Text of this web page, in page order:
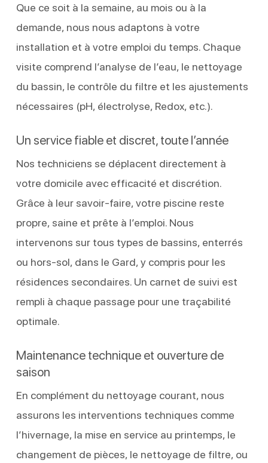
Que ce soit à la semaine, au mois ou à la
demande, nous nous adaptons à votre
installation et à votre emploi du temps. Chaque
visite comprend l’analyse de l’eau, le nettoyage
du bassin, le contrôle du filtre et les ajustements
nécessaires (pH, électrolyse, Redox, etc.).
Un service fiable et discret, toute l’année
Nos techniciens se déplacent directement à
votre domicile avec efficacité et discrétion.
Grâce à leur savoir-faire, votre piscine reste
propre, saine et prête à l’emploi. Nous
intervenons sur tous types de bassins, enterrés
ou hors-sol, dans le Gard, y compris pour les
résidences secondaires. Un carnet de suivi est
rempli à chaque passage pour une traçabilité
optimale.
Maintenance technique et ouverture de
saison
En complément du nettoyage courant, nous
assurons les interventions techniques comme
l’hivernage, la mise en service au printemps, le
changement de pièces, le nettoyage de filtre, ou